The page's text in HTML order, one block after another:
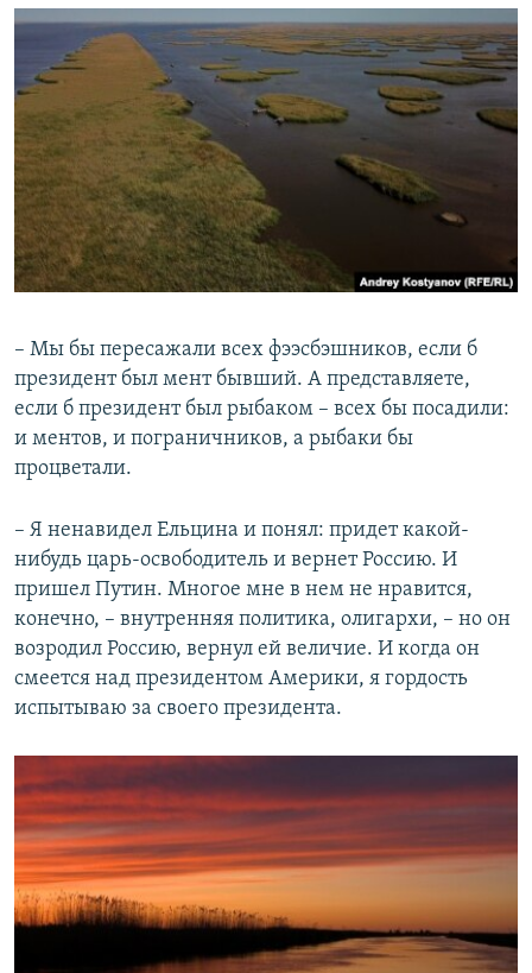
– Мы бы пересажали всех фээсбэшников, если б
президент был мент бывший. А представляете,
если б президент был рыбаком – всех бы посадили:
и ментов, и пограничников, а рыбаки бы
процветали.
– Я ненавидел Ельцина и понял: придет какой-
нибудь царь-освободитель и вернет Россию. И
пришел Путин. Многое мне в нем не нравится,
конечно, – внутренняя политика, олигархи, – но он
возродил Россию, вернул ей величие. И когда он
смеется над президентом Америки, я гордость
испытываю за своего президента.